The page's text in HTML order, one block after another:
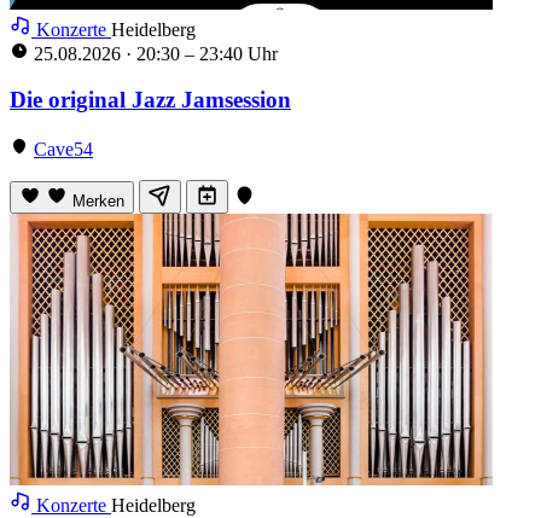
Konzerte Heidelberg
25.08.2026 · 20:30 – 23:40 Uhr
Die original Jazz Jamsession
Cave54
Merken
Konzerte Heidelberg